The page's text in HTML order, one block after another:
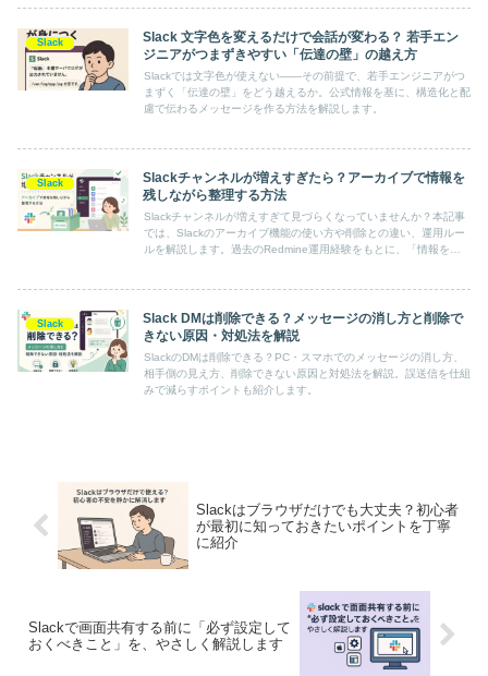
Slack
Slack 文字色を変えるだけで会話が変わる？ 若手エン
ジニアがつまずきやすい「伝達の壁」の越え方
Slackでは文字色が使えない――その前提で、若手エンジニアがつ
まずく「伝達の壁」をどう越えるか。公式情報を基に、構造化と配
慮で伝わるメッセージを作る方法を解説します。
Slack
Slackチャンネルが増えすぎたら？アーカイブで情報を
残しながら整理する方法
Slackチャンネルが増えすぎて見づらくなっていませんか？本記事
では、Slackのアーカイブ機能の使い方や削除との違い、運用ルー
ルを解説します。過去のRedmine運用経験をもとに、「情報を残
Slack
Slack DMは削除できる？メッセージの消し方と削除で
きない原因・対処法を解説
SlackのDMは削除できる？PC・スマホでのメッセージの消し方、
相手側の見え方、削除できない原因と対処法を解説。誤送信を仕組
みで減らすポイントも紹介します。
Slackはブラウザだけでも大丈夫？初心者
が最初に知っておきたいポイントを丁寧
に紹介
Slackで画面共有する前に「必ず設定して
おくべきこと」を、やさしく解説します